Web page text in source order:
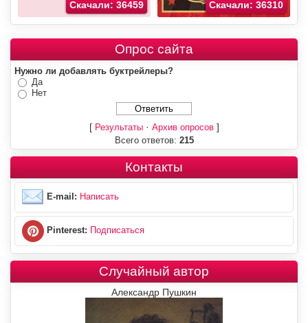
Скачали: 36459 Скачали: 36310
Опрос сайта
Нужно ли добавлять буктрейлеры?
Да
Нет
[ Результаты· Архив опросов]
Всего ответов: 215
Контакты
E-mail: Написать
Pinterest: Подписаться
Случайный автор
Александр Пушкин